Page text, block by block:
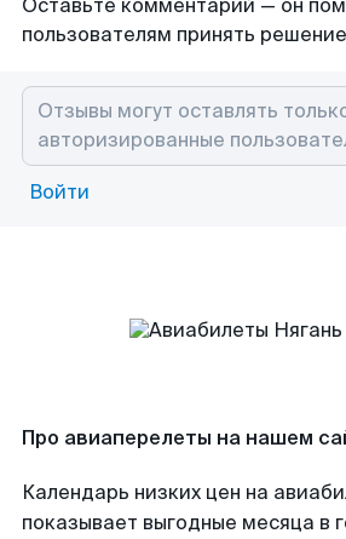
Оставьте комментарий — он
пользователям принять решение
Войти
Про авиаперелеты на нашем
Календарь низких цен на
показывает выгодные месяца в